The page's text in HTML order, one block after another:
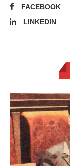
FACEBOOK
LINKEDIN